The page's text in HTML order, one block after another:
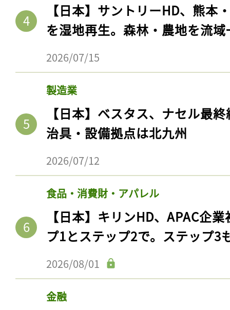
【日本】サントリーHD、熊本
を湿地再生。森林・農地を流
2026/07/15
製造業
【日本】ベスタス、ナセル最
治具・設備拠点は北九州
2026/07/12
食品・消費財・アパレル
【日本】キリンHD、APAC企
プ1とステップ2で。ステップ3
2026/08/01
金融
記事をお気に入りに
ログインが必
ログイン